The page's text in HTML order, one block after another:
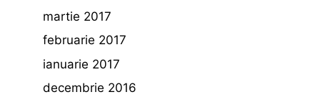
martie 2017
februarie 2017
ianuarie 2017
decembrie 2016